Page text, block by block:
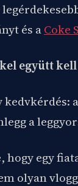
és aCoke
együtt kell
kedvkérdés: a
a
hogy egy
olyan